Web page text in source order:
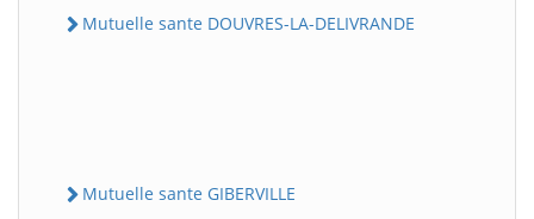
Mutuelle sante DOUVRES-LA-DELIVRANDE
Mutuelle sante GIBERVILLE